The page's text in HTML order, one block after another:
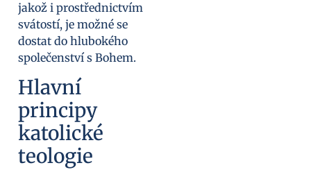
jakož i prostřednictvím
svátostí, je možné se
dostat do hlubokého
společenství s Bohem.
Hlavní
principy
katolické
teologie